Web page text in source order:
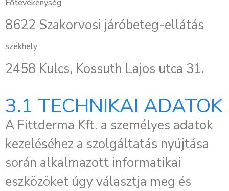
Főtevékenység
8622 Szakorvosi járóbeteg-ellátás
székhely
2458 Kulcs, Kossuth Lajos utca 31.
3.1 TECHNIKAI ADATOK
A Fittderma Kft. a személyes adatok
kezeléséhez a szolgáltatás nyújtása
során alkalmazott informatikai
eszközöket úgy választja meg és